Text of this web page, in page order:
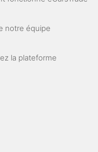
notre équipe
la plateforme